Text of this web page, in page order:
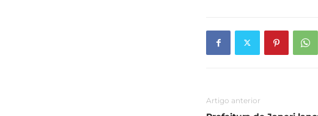
Artigo anterior